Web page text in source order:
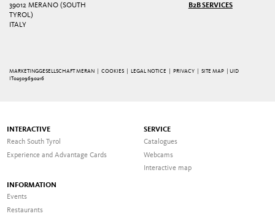
39012 MERANO (SOUTH
TYROL)
ITALY
B2B SERVICES
MARKETINGGESELLSCHAFT MERAN | COOKIES LEGAL NOTICE PRIVACY |SITE MAP
| UID
IT02509690216
INTERACTIVE
Reach South Tyrol
Experience and Advantage Cards
SERVICE
Catalogues
Webcams
Interactive map
INFORMATION
Events
Restaurants